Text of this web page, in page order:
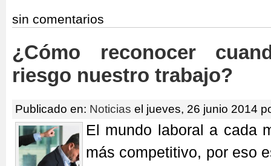
sin comentarios
¿Cómo reconocer
riesgo nuestro trabajo?
Publicado en: Noticias el jueves, 26 junio 2014
El mundo laboral a cada
más competitivo, por eso